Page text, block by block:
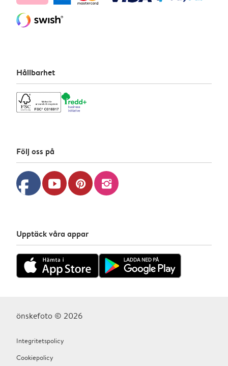
Hållbarhet
Följ oss på
facebook youtube pinterest instagram
Upptäck våra appar
önskefoto © 2026
Integritetspolicy
Cookiepolicy